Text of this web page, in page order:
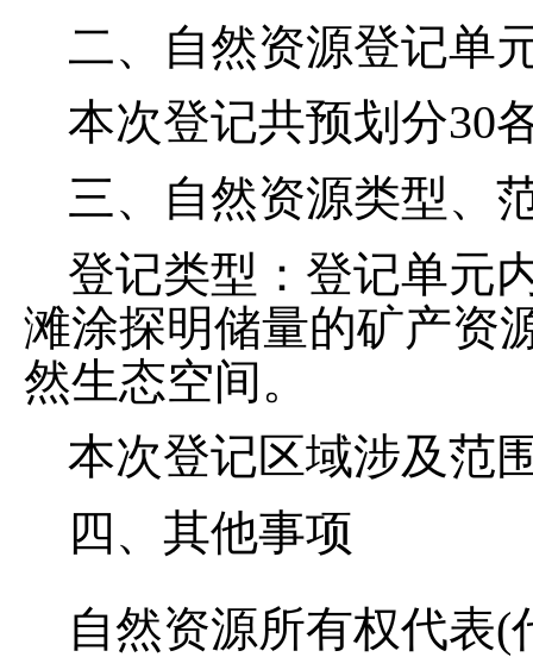
二、
自然资源登记单
本次登记共预划分30
三、
自然资源类型、
登记类型：登记单元
滩涂探明储量的矿产资
然生态空间。
本次登记区域涉及范
四、其他事项
自然资源所有权代表(